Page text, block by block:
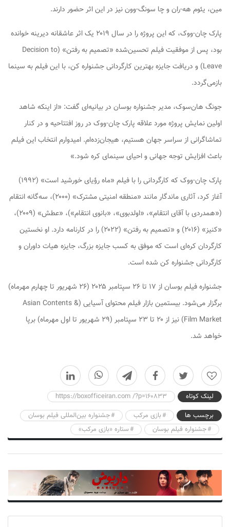
مین، یئوم هه-ران و چا سونگ-وون نیز در این اثر حضور دارند.
پارک چان-ووک، که این پروژه را در سال ۲۰۱۹ یک اثر عاشقانه دیرینه خوانده
بود، پس از موفقیت فیلم تحسین‌شده «تصمیم به رفتن» (Decision to
Leave) و دریافت جایزه بهترین کارگردانی جشنواره کن، با این فیلم به سینما
بازمی‌گردد.
جونگ هان‌سوک، مدیر جشنواره بوسان در بیانیه‌ای گفت: «از اینکه شاهد
اولین نمایش پروژه مورد علاقه پارک چان-ووک در روز افتتاحیه و در کنار
تماشاگرانی از سراسر جهان هستیم، هیجان‌زده‌ام. امیدوارم انتخاب این فیلم
باعث افزایش توجه جهانی و احیای سینمای کره شود.»
پارک چان-ووک که کارگردانی را با فیلم «ماه رؤیای خورشید است» (۱۹۹۲)
آغاز کرد، آثاری ماندگار مانند «منطقه امنیتی مشترک» (۲۰۰۰)، سه‌گانه انتقام
(«همدردی با آقای انتقام»، «اولدبوی»، «بانوی انتقام»)، «عطش» (۲۰۰۹)،
«کنیز» (۲۰۱۶) و «تصمیم به رفتن» (۲۰۲۲) را در کارنامه دارد. او نخستین
کارگردان کره‌ای است که موفق به کسب جایزه بزرگ، جایزه هیات داوران و
کارگردانی جشنواره کن شده است.
جشنواره فیلم بوسان از ۱۷ تا ۲۶ سپتامبر ۲۰۲۵ (۲۶ شهریور تا چهارم مهرماه)
برگزار می‌شود. بیستمین بازار فیلم محتوای آسیایی (Asian Contents &
Film Market) نیز از ۲۰ تا ۲۳ سپتامبر (۲۹ شهریور تا اول مهرماه) برپا
خواهد شد.
0
لینک کوتاه
https://boxofficeiran.com /?p=160833
برچسب ها
بازی مرکب
جشنواره بین‌المللی فیلم بوسان
جشنواره فیلم بوسان
ستاره «بازی مرکب»